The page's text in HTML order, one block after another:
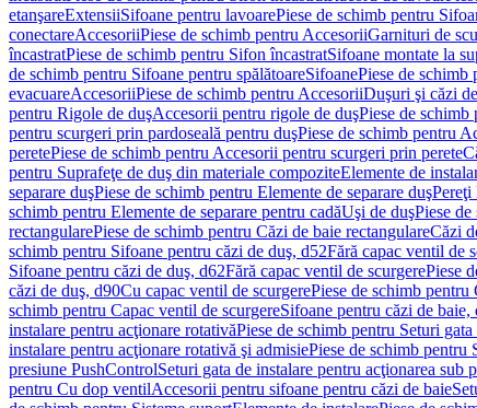
etanşareExtensiiSifoane pentru lavoarePiese de schimb pentru
conectareAccesoriiPiese de schimb pentru AccesoriiGarnituri de
încastratPiese de schimb pentru Sifon încastratSifoane montate la
de schimb pentru Sifoane pentru spălătoareSifoanePiese de schimb
evacuareAccesoriiPiese de schimb pentru AccesoriiDuşuri şi căzi
pentru Rigole de duşAccesorii pentru rigole de duşPiese de
pentru scurgeri prin pardoseală pentru duşPiese de schimb pentru
peretePiese de schimb pentru Accesorii pentru scurgeri prin perete
pentru Suprafeţe de duş din materiale compoziteElemente de
separare duşPiese de schimb pentru Elemente de separare duşPereţi
schimb pentru Elemente de separare pentru cadăUşi de duşPiese
rectangularePiese de schimb pentru Căzi de baie rectangulareCăzi
schimb pentru Sifoane pentru căzi de duş, d52Fără capac ventil de
Sifoane pentru căzi de duş, d62Fără capac ventil de scurgerePiese
căzi de duş, d90Cu capac ventil de scurgerePiese de schimb
schimb pentru Capac ventil de scurgereSifoane pentru căzi de baie,
instalare pentru acţionare rotativăPiese de schimb pentru Seturi
instalare pentru acţionare rotativă şi admisiePiese de schimb pentru
presiune PushControlSeturi gata de instalare pentru acţionarea sub
pentru Cu dop ventilAccesorii pentru sifoane pentru căzi de baie